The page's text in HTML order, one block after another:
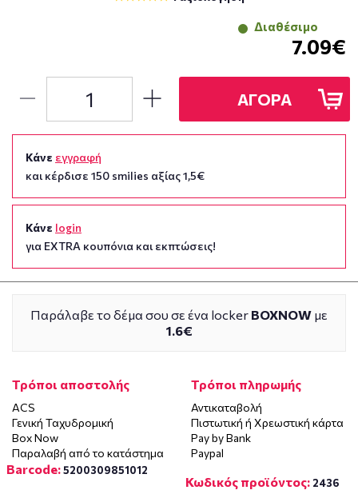
Διαθέσιμο
7.09€
ΑΓΟΡΑ
Κάνε εγγραφή
και κέρδισε 150 smilies αξίας 1,5€
Κάνε login
για EXTRA κουπόνια και εκπτώσεις!
Παράλαβε το δέμα σου σε ένα locker BOXNOW με
1.6€
Τρόποι αποστολής
ACS
Γενική Ταχυδρομική
Box Now
Παραλαβή από το κατάστημα
Τρόποι πληρωμής
Αντικαταβολή
Πιστωτική ή Χρεωστική κάρτα
Pay by Bank
Paypal
Barcode:5200309851012
Κωδικός προϊόντος: 2436